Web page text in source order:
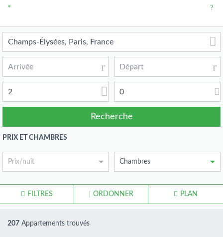
2 0
PRIX ET CHAMBRES
Prix/nuit Chambres
FILTRES ORDONNER PLAN
207 Appartements trouvés